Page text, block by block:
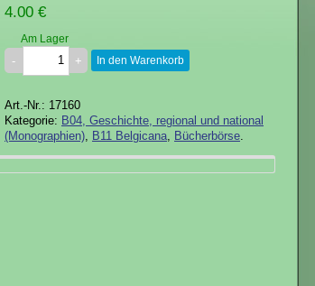
4.00 €
Am Lager
In den Warenkorb
Art.-Nr.: 17160
Kategorie: B04, Geschichte, regional und national
(Monographien) B11 Belgicana Bücherbörse